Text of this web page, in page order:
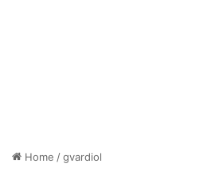
Home /gvardiol